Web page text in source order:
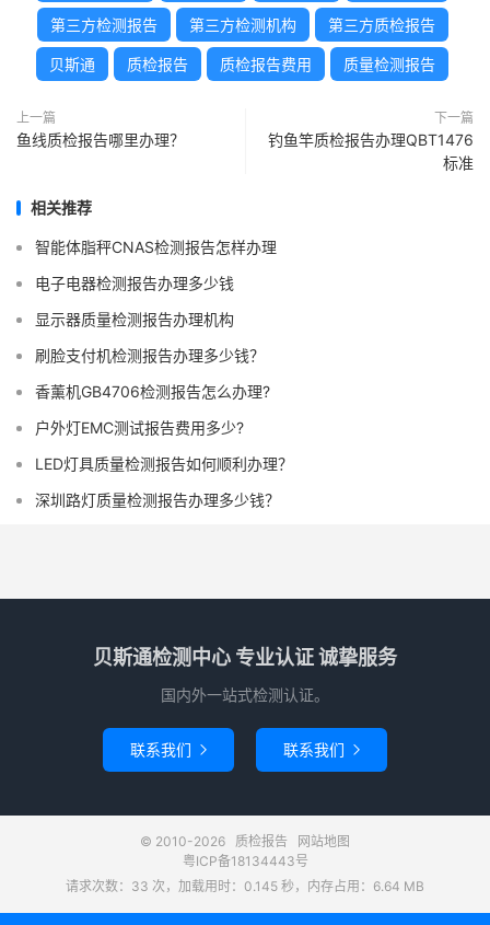
第三方检测报告 第三方检测机构 第三方质检报告
贝斯通 质检报告 质检报告费用 质量检测报告
上一篇
鱼线质检报告哪里办理？
下一篇
钓鱼竿质检报告办理QBT1476
标准
相关推荐
智能体脂秤CNAS检测报告怎样办理
电子电器检测报告办理多少钱
显示器质量检测报告办理机构
刷脸支付机检测报告办理多少钱？
香薰机GB4706检测报告怎么办理?
户外灯EMC测试报告费用多少?
LED灯具质量检测报告如何顺利办理？
深圳路灯质量检测报告办理多少钱？
贝斯通检测中心 专业认证 诚挚服务
国内外一站式检测认证。
联系我们  联系我们 
© 2010-2026 质检报告
网站地图
粤ICP备18134443号
请求次数：33 次，加载用时：0.145 秒，内存占用：6.64 MB